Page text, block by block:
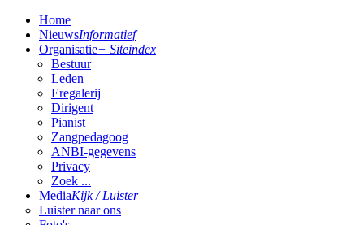
Home
NieuwsInformatief
Organisatie+ Siteindex
Bestuur
Leden
Eregalerij
Dirigent
Pianist
Zangpedagoog
ANBI-gegevens
Privacy
Zoek ...
MediaKijk / Luister
Luister naar ons